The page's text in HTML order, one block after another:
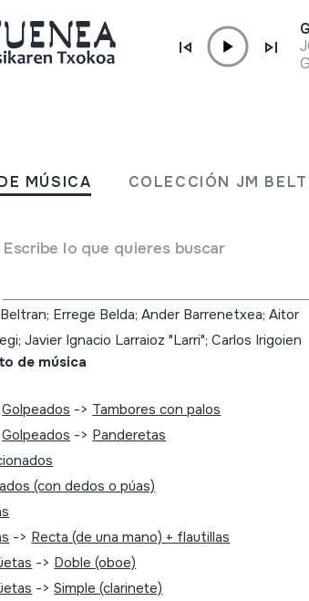
MÚSICA COLECCIÓN JM
Escribe lo que quieres buscar
soinuak; Kantuz
Juan Mari Beltran
Errege Belda; Ander Barrenetxea; Aitor
Javier Ignacio Larraioz "Larri"; Carlos Irigoien
de música
Golpeados -> Tambores con palos
Golpeados -> Panderetas
(con dedos o púas)
-> Recta (de una mano) + flautillas
-> Doble (oboe)
->Simple (clarinete)